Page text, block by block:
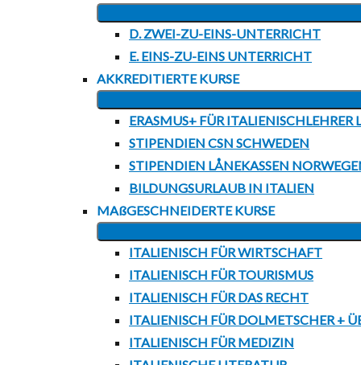
D. ZWEI-ZU-EINS-UNTERRICHT
E. EINS-ZU-EINS UNTERRICHT
AKKREDITIERTE KURSE
ERASMUS+ FÜR ITALIENISCHLEHRER
STIPENDIEN CSN SCHWEDEN
STIPENDIEN LÅNEKASSEN
BILDUNGSURLAUB IN ITALIEN
MAßGESCHNEIDERTE KURSE
ITALIENISCH FÜR WIRTSCHAFT
ITALIENISCH FÜR TOURISMUS
ITALIENISCH FÜR DAS RECHT
ITALIENISCH FÜR DOLMETSCHER +
ITALIENISCH FÜR MEDIZIN